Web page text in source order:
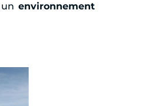
unenvironnement